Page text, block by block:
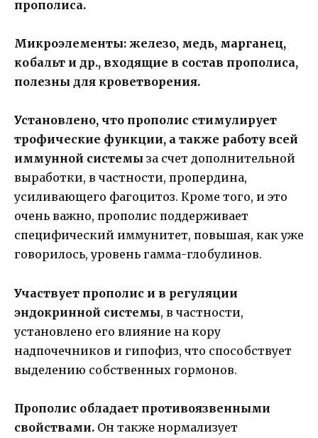
прополиса.
Микроэлементы: железо, медь, марганец,
кобальт и др., входящие в состав прополиса,
полезны для кроветворения.
Установлено, что прополис стимулирует
трофические функции, а также работу всей
иммунной системы за счет дополнительной
выработки, в частности, пропердина,
усиливающего фагоцитоз. Кроме того, и это
очень важно, прополис поддерживает
специфический иммунитет, повышая, как уже
говорилось, уровень гамма-глобулинов.
Участвует прополис и в регуляции
эндокринной системы, в частности,
установлено его влияние на кору
надпочечников и гипофиз, что способствует
выделению собственных гормонов.
Прополис обладает противоязвенными
свойствами. Он также нормализует